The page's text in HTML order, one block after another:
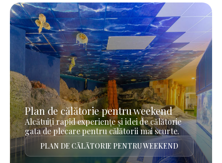
Plan de călătorie pentru weekend
Alcătuiți rapid experiențe și idei de călătorie
gata de plecare pentru călătorii mai scurte.
PLAN DE CĂLĂTORIE PENTRU WEEKEND